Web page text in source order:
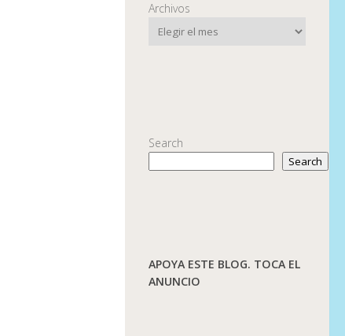
Archivos
Search
Search
APOYA ESTE BLOG. TOCA EL
ANUNCIO